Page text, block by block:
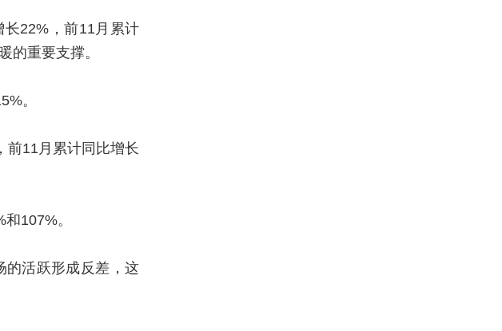
22%，前11月累计
的重要支撑。
。
前11月累计同比增长
107%。
的活跃形成反差，这